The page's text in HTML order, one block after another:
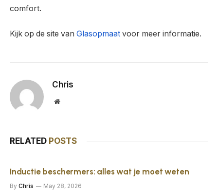
comfort.
Kijk op de site van Glasopmaat voor meer informatie.
Chris
Website
RELATED POSTS
Inductie beschermers: alles wat je moet weten
By Chris May 28, 2026